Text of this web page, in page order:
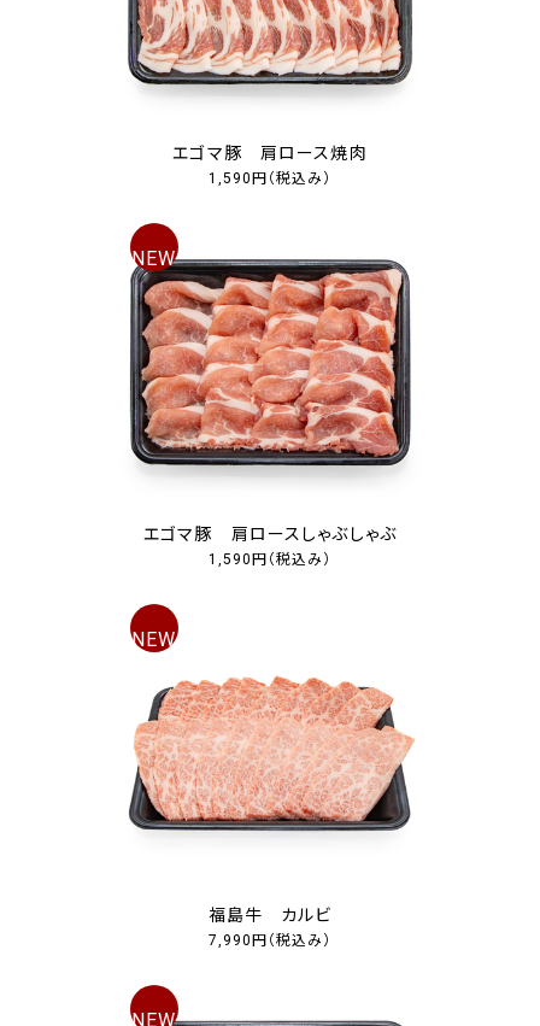
エゴマ豚 肩ロース焼肉
1,590円 （税込み）
エゴマ豚 肩ロースしゃぶしゃぶ
1,590円 （税込み）
福島牛 カルビ
7,990円 （税込み）